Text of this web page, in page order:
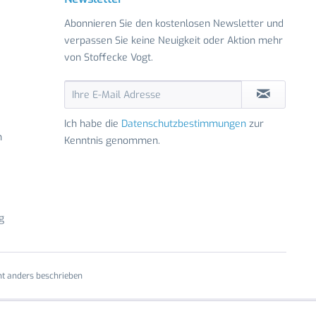
Abonnieren Sie den kostenlosen Newsletter und
verpassen Sie keine Neuigkeit oder Aktion mehr
von Stoffecke Vogt.
Ich habe die Datenschutzbestimmungen zur
Kenntnis genommen.
anders beschrieben